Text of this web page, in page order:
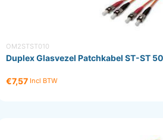
OM2STST010
Duplex Glasvezel Patchkabel ST-ST
€7,57 Incl BTW